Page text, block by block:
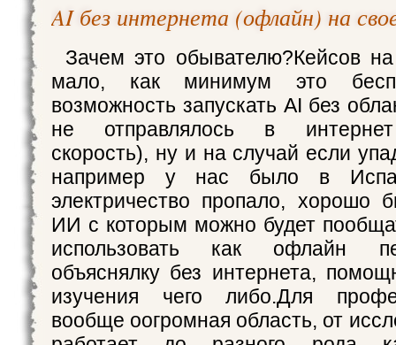
AI без интернета (офлайн) на
Зачем это обывателю?Кейсов
мало, как минимум это
возможность запускать AI без
не отправлялось в интернет
скорость), ну и на случай если
например у нас было в
электричество пропало, хорошо
ИИ с которым можно будет
использовать как офлайн
объяснялку без интернета,
изучения чего либо.Для
вообще оогромная область, от